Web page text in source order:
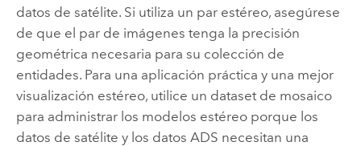
datos de satélite. Si utiliza un par estéreo, asegúrese
de que el par de imágenes tenga la precisión
geométrica necesaria para su colección de
entidades. Para una aplicación práctica y una mejor
visualización estéreo, utilice un dataset de mosaico
para administrar los modelos estéreo porque los
datos de satélite y los datos ADS necesitan una